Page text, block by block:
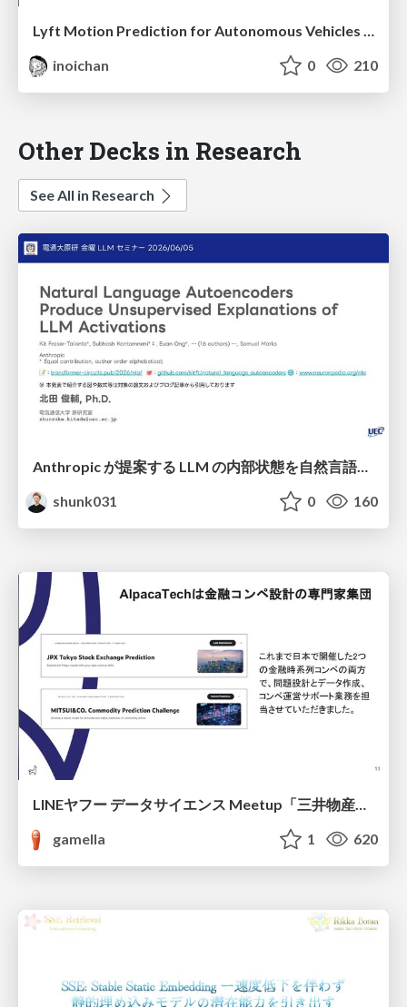
Lyft Motion Prediction for Autonomous Vehicles 2020
inoichan
0 210
Other Decks in Research
See All in Research
Anthropic が提案する LLM の内部状態を自然言語で説明可能にした Natural Language Autoencoders / Natural Language Autoencoders Produce Unsupervised Explanations of LLM Activations
shunk031
0 160
LINEヤフー データサイエンス Meetup「三井物産コモディティ予測チャレンジ」の舞台裏-AlpacaTechパート
gamella
1 620